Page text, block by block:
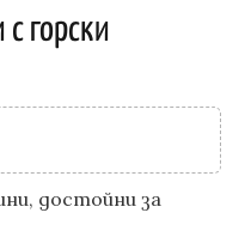
горски
достойни за